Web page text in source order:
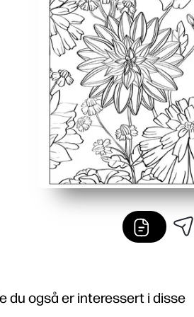
du også er interessert i disse